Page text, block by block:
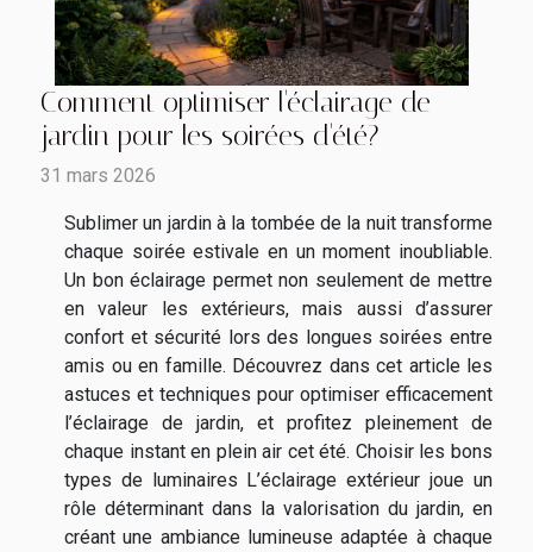
Comment optimiser l'éclairage de
jardin pour les soirées d'été?
31 mars 2026
Sublimer un jardin à la tombée de la nuit transforme
chaque soirée estivale en un moment inoubliable.
Un bon éclairage permet non seulement de mettre
en valeur les extérieurs, mais aussi d’assurer
confort et sécurité lors des longues soirées entre
amis ou en famille. Découvrez dans cet article les
astuces et techniques pour optimiser efficacement
l’éclairage de jardin, et profitez pleinement de
chaque instant en plein air cet été. Choisir les bons
types de luminaires L’éclairage extérieur joue un
rôle déterminant dans la valorisation du jardin, en
créant une ambiance lumineuse adaptée à chaque